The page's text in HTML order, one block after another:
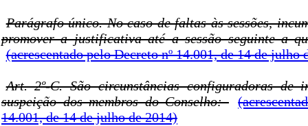
Parágrafo único. No caso de faltas às sessões,
promover a justificativa até a sessão seguinte a
(acrescentado pelo Decreto nº 14.001, de 14 de julho
Art. 2º-C. São circunstâncias configuradoras de
suspeição dos membros do Conselho:
14.001, de 14 de julho de 2014)